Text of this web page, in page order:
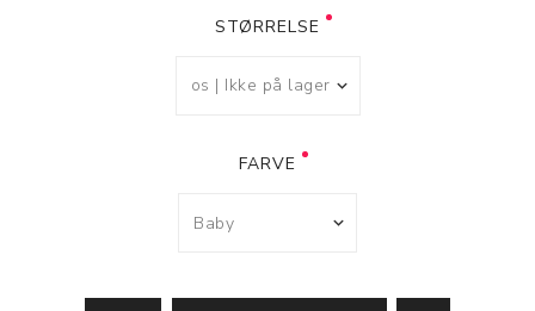
STØRRELSE
FARVE